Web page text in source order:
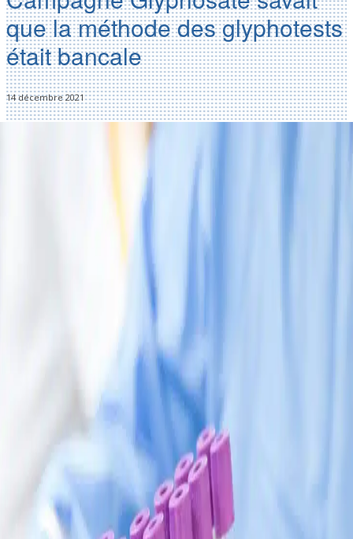
que la méthode des glyphotests
était bancale
14 décembre 2021